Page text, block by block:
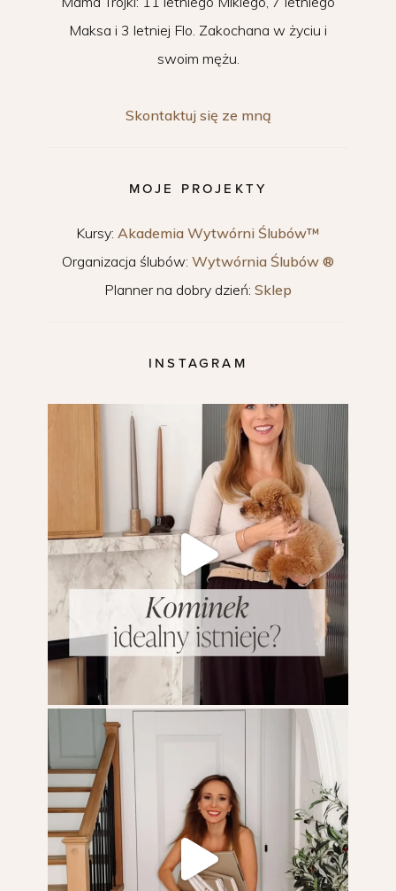
Maksa i 3 letniej Flo. Zakochana w życiu i
swoim mężu.
Skontaktuj się ze mną
MOJE PROJEKTY
Kursy: Akademia Wytwórni Ślubów™
Organizacja ślubów: Wytwórnia Ślubów ®
Planner na dobry dzień: Sklep
INSTAGRAM